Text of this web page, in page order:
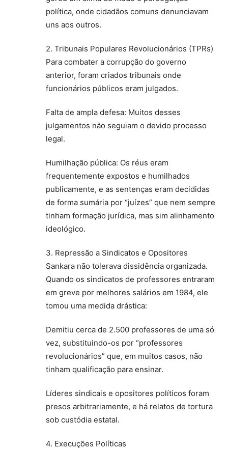
política, onde cidadãos comuns denunciavam
uns aos outros.
2. Tribunais Populares Revolucionários (TPRs)
Para combater a corrupção do governo
anterior, foram criados tribunais onde
funcionários públicos eram julgados.
Falta de ampla defesa: Muitos desses
julgamentos não seguiam o devido processo
legal.
Humilhação pública: Os réus eram
frequentemente expostos e humilhados
publicamente, e as sentenças eram decididas
de forma sumária por “juízes” que nem sempre
tinham formação jurídica, mas sim alinhamento
ideológico.
3. Repressão a Sindicatos e Opositores
Sankara não tolerava dissidência organizada.
Quando os sindicatos de professores entraram
em greve por melhores salários em 1984, ele
tomou uma medida drástica:
Demitiu cerca de 2.500 professores de uma só
vez, substituindo-os por “professores
revolucionários” que, em muitos casos, não
tinham qualificação para ensinar.
Líderes sindicais e opositores políticos foram
presos arbitrariamente, e há relatos de tortura
sob custódia estatal.
4. Execuções Políticas